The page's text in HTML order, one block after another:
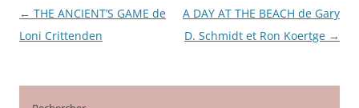
Navigation
des
← THE ANCIENT’S GAME de
Loni Crittenden
A DAY AT THE BEACH de Gary
D. Schmidt et Ron Koertge →